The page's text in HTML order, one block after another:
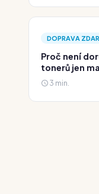
DOPRAVA
Proč není
tonerů jen
3 min.